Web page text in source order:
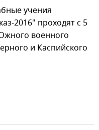
учения
2016" проходят с 5
военного
и Каспийского